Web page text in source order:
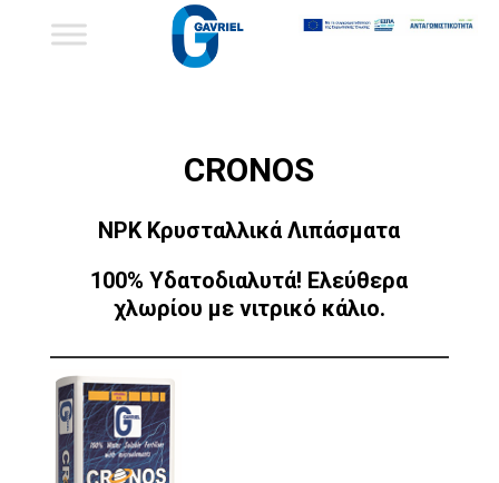
CRONOS
NPKΚρυσταλλικά Λιπάσματα
100% Υδατοδιαλυτά! Ελεύθερα
χλωρίου με νιτρικό κάλιο.